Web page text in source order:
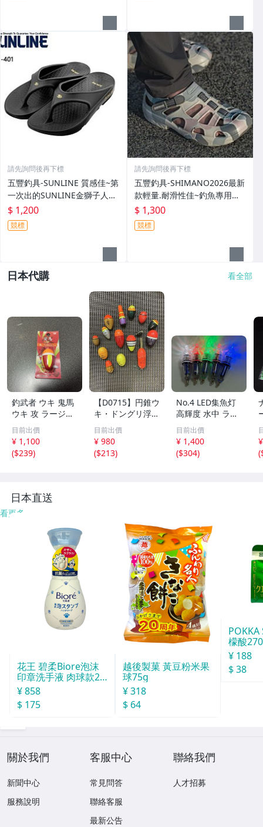
請先詢問後再下標
五豐釣具-SUNLINE 質感佳~第
一次出的SUNLINE金獅子人字
夾腳拖鞋SUS-401特價1200元
$ 1,200
競標
請先詢問後再下標
五豐釣具-SHIMANO2026最新
款輕量.耐滑性佳~釣魚專用布
希涼鞋 FS-091I特價1300元
$ 1,300
競標
日本代購 看全部
釣武者 ウキ 鬼馬
ウキ 攻 ラージ
B 未開封
目前出價
¥ 1,100
($239)
【D0715】円錐ウ
キ・ドングリ浮
き・中通しウキ・
正立・釣研・他
目前出價
¥ 980
($213)
No.4 LED集魚灯
高輝度 水中 ライ
ト 12cm 夜 イカ
釣り 集魚灯 5色
セット 防水 電池
式 海釣り 集魚ラ
目前出價
¥ 1,400
($304)
(
日本直送
看更多
花王 碧柔Biore泡沫
印章洗手液 肉球款24
0ml
¥ 858
$ 175
越後製菓 黃豆粉米果
球75g
¥ 318
$ 64
POKKA
檬酸
165g
¥ 188
$ 38
關於我們
新聞中心
服務說明
客服中心
常見問答
聯絡客服
最新公告
聯絡我們
人才招募